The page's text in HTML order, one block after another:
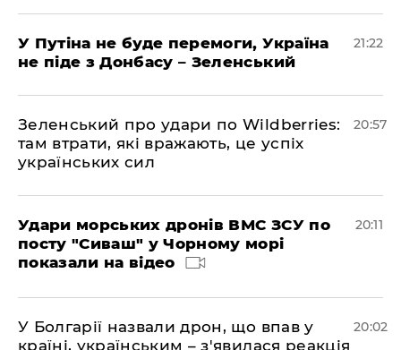
У Путіна не буде перемоги, Україна
не піде з Донбасу – Зеленський
21:22
Зеленський про удари по Wildberries:
там втрати, які вражають, це успіх
українських сил
20:57
Удари морських дронів ВМС ЗСУ по
посту "Сиваш" у Чорному морі
показали на відео
20:11
У Болгарії назвали дрон, що впав у
країні, українським – з'явилася реакція
20:02